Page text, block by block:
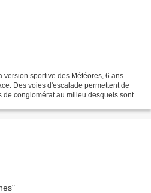
version sportive des Météores, 6 ans
Des voies d'escalade permettent de
conglomérat au milieu desquels sont